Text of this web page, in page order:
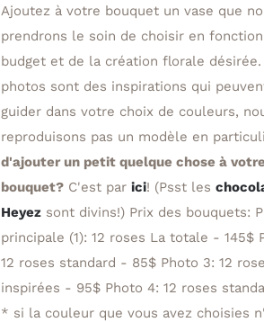
Ajoutez à votre bouquet un vase que
prendrons le soin de choisir en
budget et de la création florale désirée.
photos sont des inspirations qui
guider dans votre choix de couleurs,
reproduisons pas un modèle en
d'ajouter un petit quelque chose à
bouquet? C'est par ici! (Psst les
Heyez sont divins!) Prix des bouquets:
principale (1): 12 roses La totale - 145$
12 roses standard - 85$ Photo 3: 12
inspirées - 95$ Photo 4: 12 roses
* si la couleur que vous avez choisies